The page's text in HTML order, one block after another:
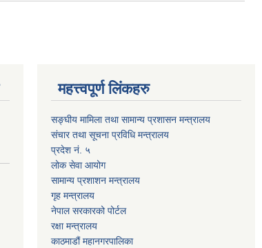
महत्त्वपूर्ण लिंकहरु
सङ्घीय मामिला तथा सामान्य प्रशासन मन्त्रालय
संचार तथा सूचना प्रविधि मन्त्रालय
प्रदेश नं. ५
लोक सेवा आयोग
सामान्य प्रशाशन मन्त्रालय
गृह मन्त्रालय
नेपाल सरकारको पोर्टल
रक्षा मन्त्रालय
काठमाडौं महानगरपालिका